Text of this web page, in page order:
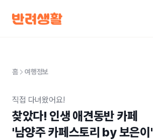
홈 여행정보
직접 다녀왔어요!
찾았다! 인생 애견동반 카페
'남양주 카페스토리 by 보은이'